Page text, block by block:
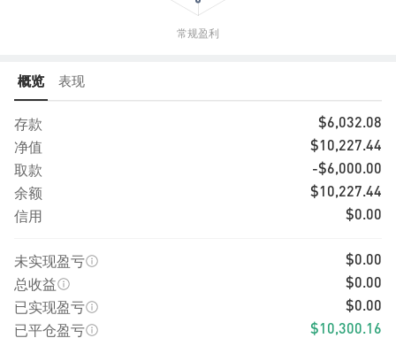
概览 表现
存款 $6,032.08
净值 $10,227.44
取款 -$6,000.00
余额 $10,227.44
信用 $0.00
未实现盈亏 $0.00
总收益 $0.00
已实现盈亏 $0.00
已平仓盈亏 $10,300.16